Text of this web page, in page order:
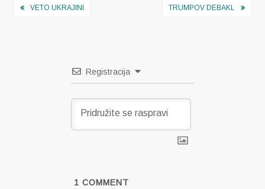
Navigacija
VETO UKRAJINI TRUMPOV DEBAKL
Registracija
1 COMMENT